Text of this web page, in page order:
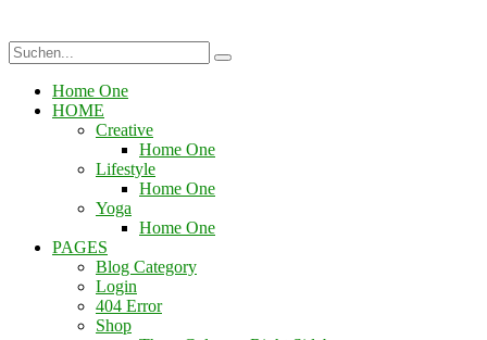
Home One
HOME
Creative
Home One
Lifestyle
Home One
Yoga
Home One
PAGES
Blog Category
Login
404 Error
Shop